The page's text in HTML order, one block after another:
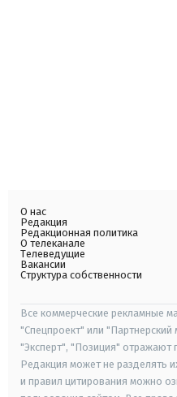
О нас
Редакция
Редакционная политика
О телеканале
Телеведущие
Вакансии
Структура собственности
Все коммерческие рекламные
"Спецпроект" или
"Эксперт", "Позиция" отражают
Редакция может не разделять
и правил цитирования можно